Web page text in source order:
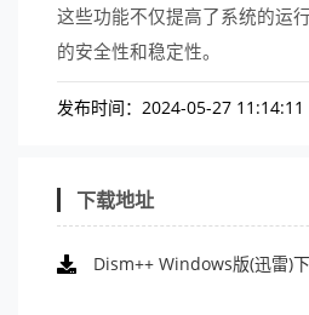
这些功能不仅提高了系统的运
的安全性和稳定性。
发布时间：2024-05-27 11:14:11
下载地址
Dism++ Windows版(迅雷)